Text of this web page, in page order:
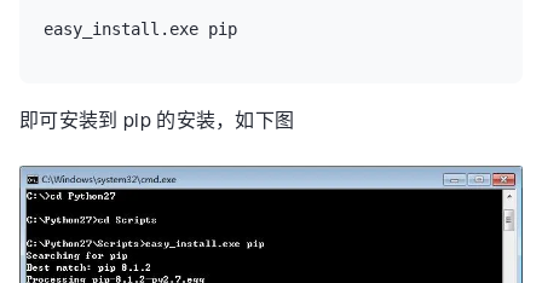
easy_install.exe pip
即可安装到 pip 的安装，如下图